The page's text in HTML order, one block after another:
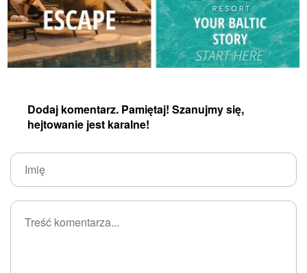
Dodaj komentarz. Pamiętaj! Szanujmy się,
hejtowanie jest karalne!